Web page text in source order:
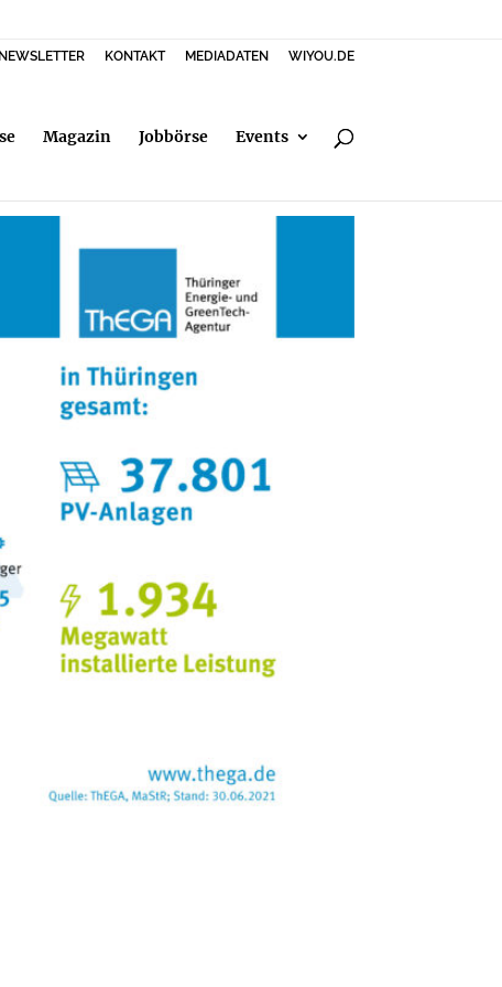
NEWSLETTER KONTAKT MEDIADATEN WIYOU.DE
Magazin Jobbörse Events